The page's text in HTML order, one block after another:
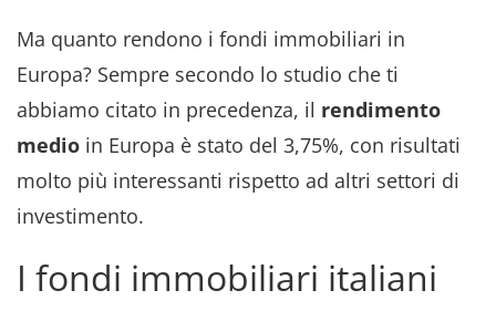
Ma quanto rendono i fondi immobiliari in
Europa? Sempre secondo lo studio che ti
abbiamo citato in precedenza, il rendimento
medio in Europa è stato del 3,75%, con risultati
molto più interessanti rispetto ad altri settori di
investimento.
I fondi immobiliari italiani